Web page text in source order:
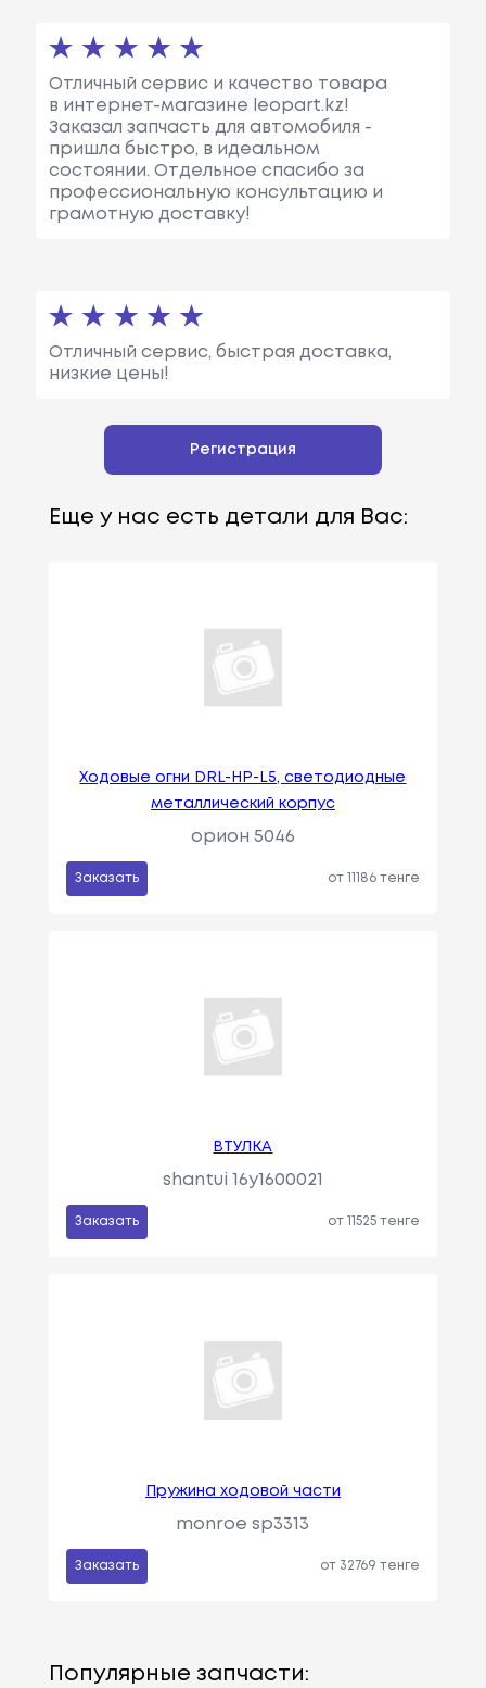
Отличный сервис и качество товара
в интернет-магазине leopart.kz!
Заказал запчасть для автомобиля -
пришла быстро, в идеальном
состоянии. Отдельное спасибо за
профессиональную консультацию и
грамотную доставку!
Отличный сервис, быстрая доставка,
низкие цены!
Регистрация
Еще у нас есть детали для Вас:
Ходовые огни DRL-HP-L5, светодиодные
металлический корпус
орион 5046
Заказать от 11186 тенге
ВТУЛКА
shantui 16y1600021
Заказать от 11525 тенге
Пружина ходовой части
monroe sp3313
Заказать от 32769 тенге
Популярные запчасти: